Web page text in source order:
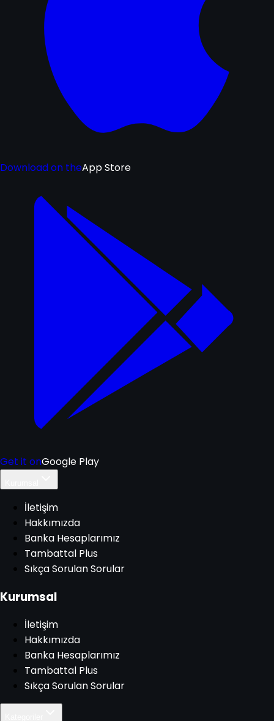
Download on theApp Store
Get it onGoogle Play
İletişim
Hakkımızda
Banka Hesaplarımız
Tambattal Plus
Sıkça Sorulan Sorular
Kurumsal
İletişim
Hakkımızda
Banka Hesaplarımız
Tambattal Plus
Sıkça Sorulan Sorular